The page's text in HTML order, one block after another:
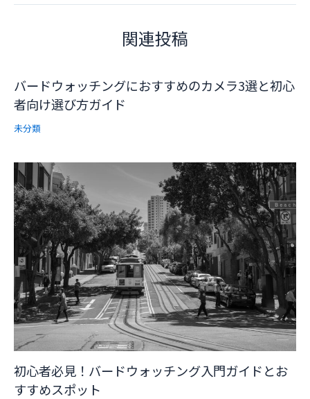
関連投稿
バードウォッチングにおすすめのカメラ3選と初心
者向け選び方ガイド
未分類
初心者必見！バードウォッチング入門ガイドとお
すすめスポット